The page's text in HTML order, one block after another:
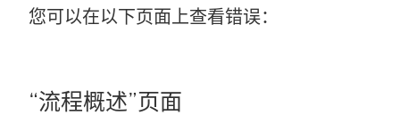
您可以在以下页面上查看错误：
“流程概述”页面